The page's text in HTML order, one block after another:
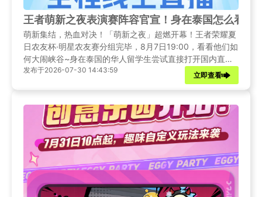
王者萌新之夜表演赛阵容官宣！身在泰国怎么看王
萌新集结，热血对决！「萌新之夜」超燃开幕！王者荣耀夏
日农友杯·明星农友赛分组完毕，8月7日19:00，看看他们如
何大闹峡谷~身在泰国的华人留学生尝试直接打开国内直播
平台观看时，常常遭遇画面加载缓慢、直播卡顿、无法进入
直播间等问题。本文将给出详细的解决办法，助你顺利同步
发布于2026-07-30 14:43:59
立即查看